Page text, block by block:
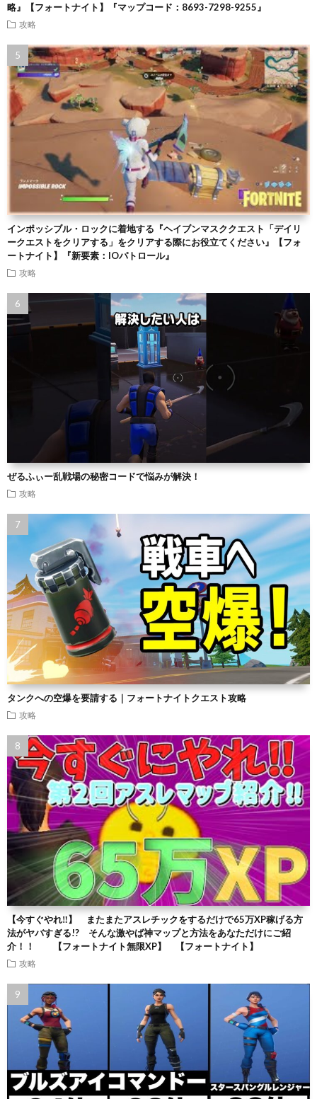
略』【フォートナイト】『マップコード：8693-7298-9255』
攻略
インポッシブル・ロックに着地する『ヘイブンマスククエスト「デイリ
ークエストをクリアする」をクリアする際にお役立てください』【フォ
ートナイト】『新要素：IOパトロール』
攻略
ぜるふぃー乱戦場の秘密コードで悩みが解決！
攻略
タンクへの空爆を要請する｜フォートナイトクエスト攻略
攻略
【今すぐやれ‼】 またまたアスレチックをするだけで65万XP稼げる方
法がヤバすぎる!? そんな激やば神マップと方法をあなただけにご紹
介！！ 【フォートナイト無限XP】 【フォートナイト】
攻略